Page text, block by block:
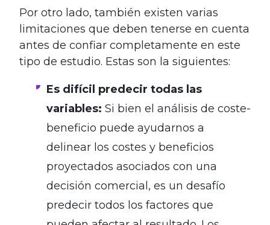
Por otro lado, también existen varias
limitaciones que deben tenerse en cuenta
antes de confiar completamente en este
tipo de estudio. Estas son la siguientes:
Es difícil predecir todas las
variables: Si bien el análisis de coste-
beneficio puede ayudarnos a
delinear los costes y beneficios
proyectados asociados con una
decisión comercial, es un desafío
predecir todos los factores que